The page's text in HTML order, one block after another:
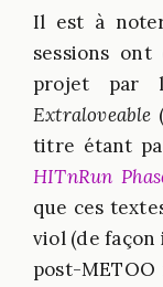
Il est à
sessions
projet par
Extraloveable
titre étant
HITnRun
que ces
viol (de façon
post-